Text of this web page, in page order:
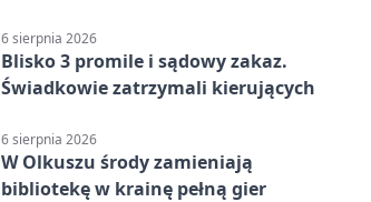
6 sierpnia 2026
Blisko 3 promile i sądowy zakaz.
Świadkowie zatrzymali kierujących
6 sierpnia 2026
W Olkuszu środy zamieniają
bibliotekę w krainę pełną gier